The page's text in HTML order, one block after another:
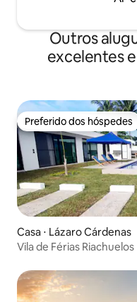
Outros
excelentes
Preferido dos hóspedes
Preferido dos hóspedes
Casa ⋅ Lázaro Cárdenas
Vila de Férias Riachuelos